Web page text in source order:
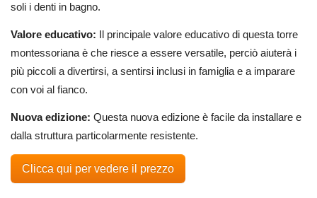
soli i denti in bagno.
Valore educativo: Il principale valore educativo di questa torre
montessoriana è che riesce a essere versatile, perciò aiuterà i
più piccoli a divertirsi, a sentirsi inclusi in famiglia e a imparare
con voi al fianco.
Nuova edizione: Questa nuova edizione è facile da installare e
dalla struttura particolarmente resistente.
Clicca qui per vedere il prezzo